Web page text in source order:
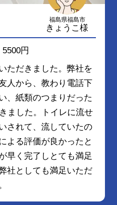
福島県福島市
きょうこ様
5500円
ただきました。弊社を
人から、教わり電話下
、紙類のつまりだった
ました。トイレに流せ
されて、流していたの
よる評価が良かったと
早く完了しとても満足
社としても満足いただ